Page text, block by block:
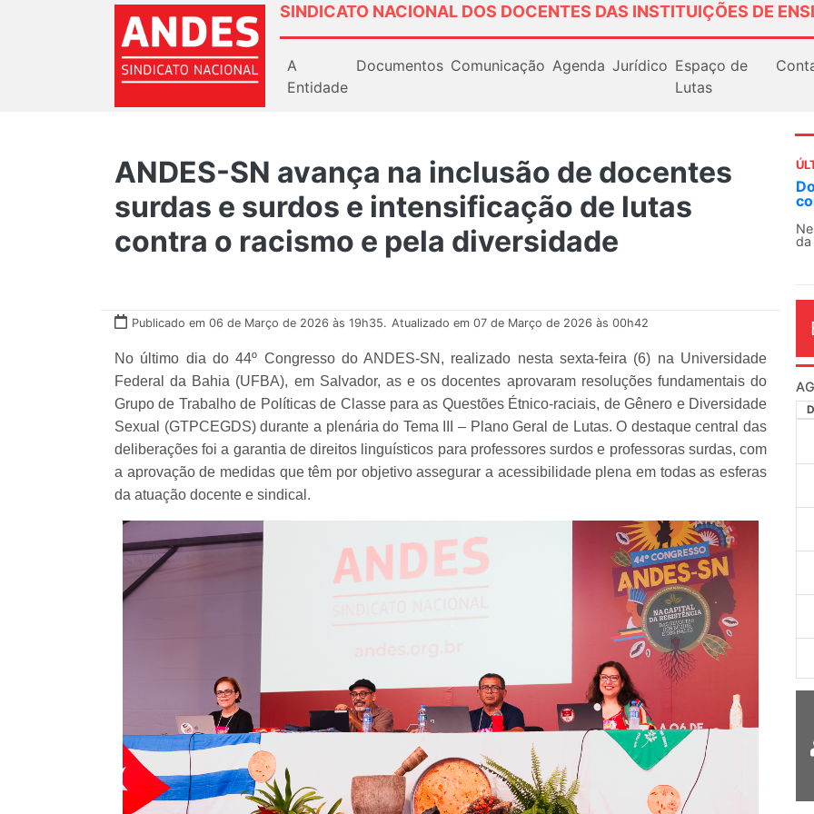
SINDICATO NACIONAL DOS DOCENTES DAS INSTITUIÇÕES DE
A
Entidade
Documentos Comunicação Agenda Jurídico Espaço de
Lutas
ANDES-SN avança na inclusão de docentes
surdas e surdos e intensificação de lutas
contra o racismo e pela diversidade
Publicado em 06 de Março de 2026 às 19h35. Atualizado em 07 de Março de 2026 às 00h42
No último dia do 44º Congresso do ANDES-SN, realizado nesta sexta-feira (6) na Universidade
Federal da Bahia (UFBA), em Salvador, as e os docentes aprovaram resoluções fundamentais do
Grupo de Trabalho de Políticas de Classe para as Questões Étnico-raciais, de Gênero e Diversidade
Sexual (GTPCEGDS) durante a plenária do Tema III – Plano Geral de Lutas. O destaque central das
deliberações foi a garantia de direitos linguísticos para professores surdos e professoras surdas, com
a aprovação de medidas que têm por objetivo assegurar a acessibilidade plena em todas as esferas
da atuação docente e sindical.
O